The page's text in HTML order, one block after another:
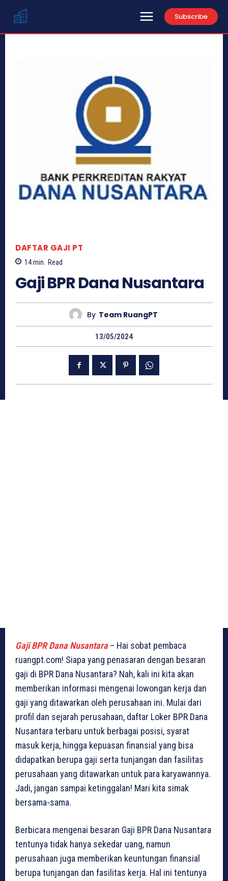
Subscribe
DAFTAR GAJI PT
14min. Read
Gaji BPR Dana Nusantara
By Team RuangPT
13/05/2024
Gaji BPR Dana Nusantara– Hai sobat pembaca
ruangpt.com! Siapa yang penasaran dengan besaran
gaji di BPR Dana Nusantara? Nah, kali ini kita akan
memberikan informasi mengenai lowongan kerja dan
gaji yang ditawarkan oleh perusahaan ini. Mulai dari
profil dan sejarah perusahaan, daftar Loker BPR Dana
Nusantara terbaru untuk berbagai posisi, syarat
masuk kerja, hingga kepuasan finansial yang bisa
didapatkan berupa gaji serta tunjangan dan fasilitas
perusahaan yang ditawarkan untuk para karyawannya.
Jadi, jangan sampai ketinggalan! Mari kita simak
bersama-sama.
Berbicara mengenai besaran Gaji BPR Dana Nusantara
tentunya tidak hanya sekedar uang, namun
perusahaan juga memberikan keuntungan finansial
berupa tunjangan dan fasilitas kerja. Hal ini tentunya